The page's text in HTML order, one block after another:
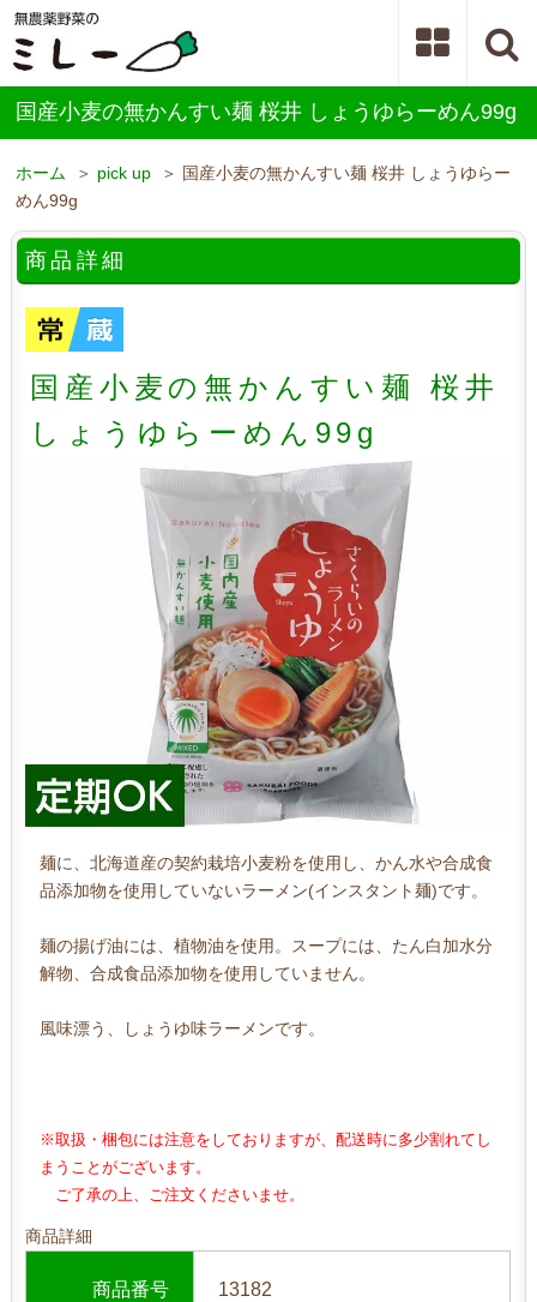
国産小麦の無かんすい麺 桜井 しょうゆらーめん99g
ホーム ＞ pick up ＞ 国産小麦の無かんすい麺 桜井 しょうゆらー
めん99g
商品詳細
国産小麦の無かんすい麺 桜井
しょうゆらーめん99g
麺に、北海道産の契約栽培小麦粉を使用し、かん水や合成食
品添加物を使用していないラーメン(インスタント麺)です。
麺の揚げ油には、植物油を使用。スープには、たん白加水分
解物、合成食品添加物を使用していません。
風味漂う、しょうゆ味ラーメンです。
※取扱・梱包には注意をしておりますが、配送時に多少割れてし
まうことがございます。
ご了承の上、ご注文くださいませ。
商品詳細
商品番号 13182